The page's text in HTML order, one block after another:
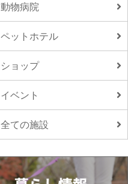
動物病院
ペットホテル
ショップ
イベント
全ての施設